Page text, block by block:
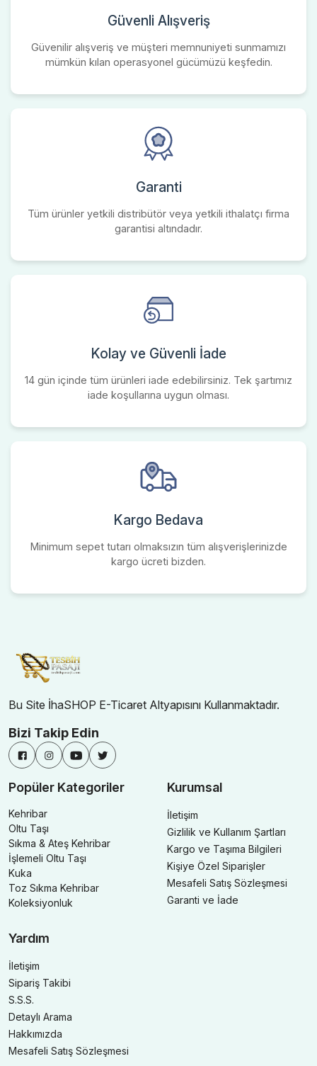
Güvenli Alışveriş
Güvenilir alışveriş ve müşteri memnuniyeti sunmamızı
mümkün kılan operasyonel gücümüzü keşfedin.
Garanti
Tüm ürünler yetkili distribütör veya yetkili ithalatçı firma
garantisi altındadır.
Kolay ve Güvenli İade
14 gün içinde tüm ürünleri iade edebilirsiniz. Tek şartımız
iade koşullarına uygun olması.
Kargo Bedava
Minimum sepet tutarı olmaksızın tüm alışverişlerinizde
kargo ücreti bizden.
Bu Site İhaSHOP E-Ticaret Altyapısını Kullanmaktadır.
Bizi Takip Edin
Popüler Kategoriler
Kehribar
Oltu Taşı
Sıkma & Ateş Kehribar
İşlemeli Oltu Taşı
Kuka
Toz Sıkma Kehribar
Koleksiyonluk
Kurumsal
İletişim
Gizlilik ve Kullanım Şartları
Kargo ve Taşıma Bilgileri
Kişiye Özel Siparişler
Mesafeli Satış Sözleşmesi
Garanti ve İade
Yardım
İletişim
Sipariş Takibi
S.S.S.
Detaylı Arama
Hakkımızda
Mesafeli Satış Sözleşmesi